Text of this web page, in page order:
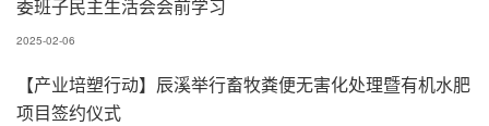
委班子民主生活会会前学习
2025-02-06
【产业培塑行动】辰溪举行畜牧粪便无害化处理暨有机水肥
项目签约仪式